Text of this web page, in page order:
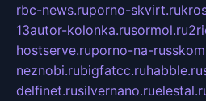
rbc-news.ruporno-skvirt.ru
13autor-kolonka.rusormol.ru
hostserve.ruporno-na-
neznobi.rubigfatcc.ruhabble.ru
delfinet.rusilvernano.ru